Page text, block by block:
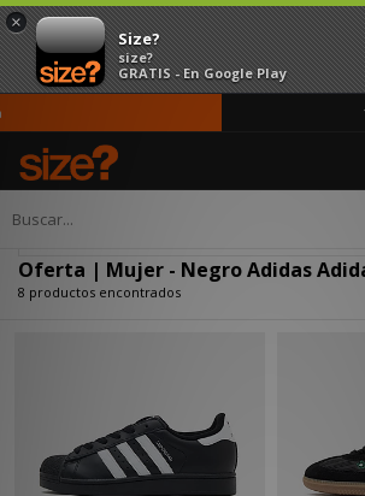
×
Size?
size?
GRATIS - En Google Play
Página principal
Oferta | Mujer - Negro Adidas
8 productos encontrados